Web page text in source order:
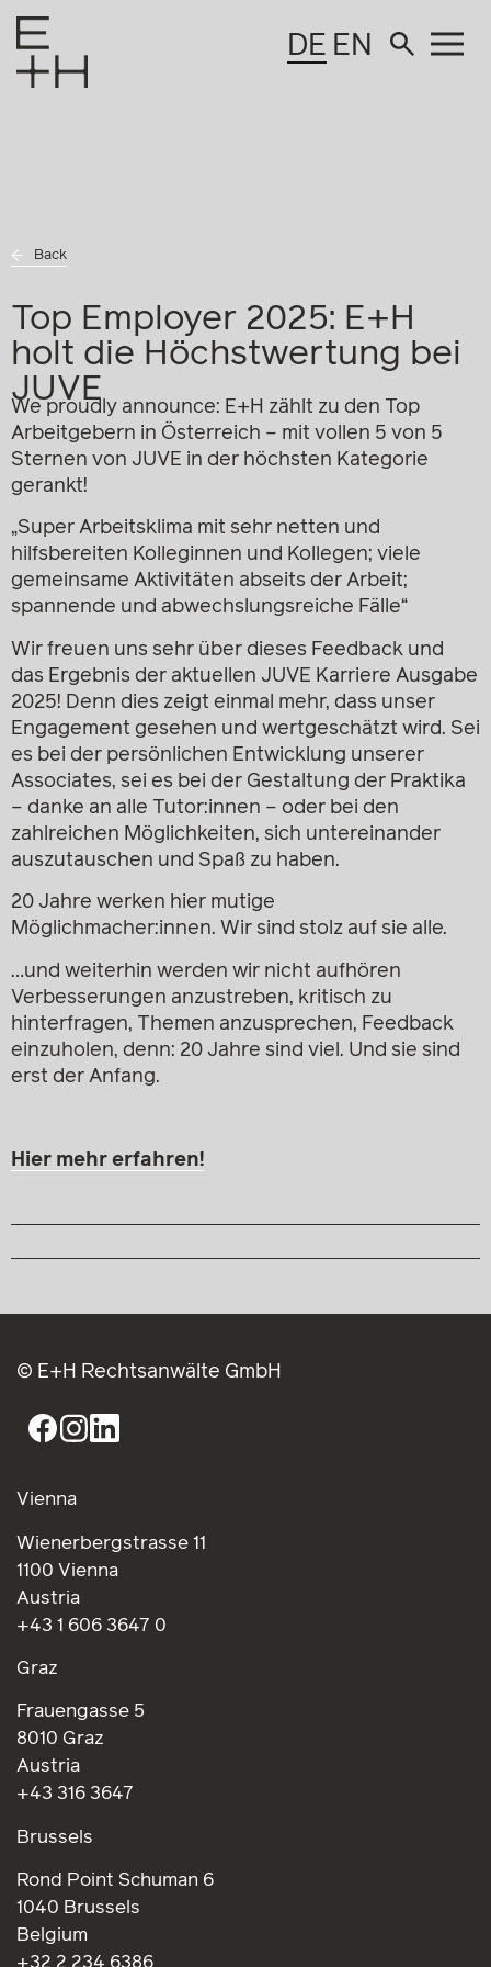
DE EN
Back
Top Employer 2025: E+H
holt die Höchstwertung bei
JUVE
We proudly announce: E+H zählt zu den Top
Arbeitgebern in Österreich – mit vollen 5 von 5
Sternen von JUVE in der höchsten Kategorie
gerankt!
„Super Arbeitsklima mit sehr netten und
hilfsbereiten Kolleginnen und Kollegen; viele
gemeinsame Aktivitäten abseits der Arbeit;
spannende und abwechslungsreiche Fälle“
Wir freuen uns sehr über dieses Feedback und
das Ergebnis der aktuellen JUVE Karriere Ausgabe
2025! Denn dies zeigt einmal mehr, dass unser
Engagement gesehen und wertgeschätzt wird. Sei
es bei der persönlichen Entwicklung unserer
Associates, sei es bei der Gestaltung der Praktika
– danke an alle Tutor:innen – oder bei den
zahlreichen Möglichkeiten, sich untereinander
auszutauschen und Spaß zu haben.
20 Jahre werken hier mutige
Möglichmacher:innen. Wir sind stolz auf sie alle.
…und weiterhin werden wir nicht aufhören
Verbesserungen anzustreben, kritisch zu
hinterfragen, Themen anzusprechen, Feedback
einzuholen, denn: 20 Jahre sind viel. Und sie sind
erst der Anfang.
Hier mehr erfahren!
© E+H Rechtsanwälte GmbH
Vienna
Wienerbergstrasse 11
1100 Vienna
Austria
+43 1 606 3647 0
Graz
Frauengasse 5
8010 Graz
Austria
+43 316 3647
Brussels
Rond Point Schuman 6
1040 Brussels
Belgium
+32 2 234 6386